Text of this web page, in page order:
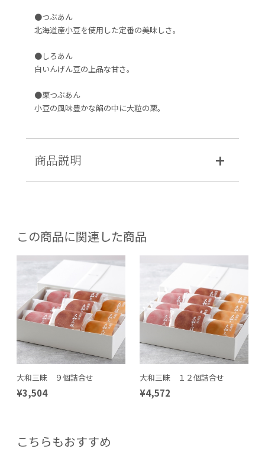
●つぶあん
北海道産小豆を使用した定番の美味しさ。
●しろあん
白いんげん豆の上品な甘さ。
●栗つぶあん
小豆の風味豊かな餡の中に大粒の栗。
商品説明
この商品に関連した商品
大和三昧 ９個詰合せ
¥3,504
大和三昧 １２個詰合せ
¥4,572
こちらもおすすめ